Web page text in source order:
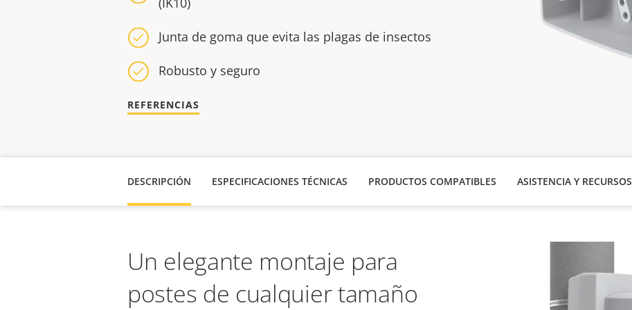
Junta de goma que evita las plagas de insectos
Robusto y seguro
REFERENCIAS
DESCRIPCIÓN ESPECIFICACIONES TÉCNICAS PRODUCTOS COMPATIBLES ASISTENCIA Y RECURSOS
Un elegante montaje para
postes de cualquier tamaño